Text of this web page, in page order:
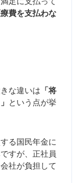
費を支払わな
な違いは 「将
という点が挙
る国民年金に
すが、正社員
社が負担して